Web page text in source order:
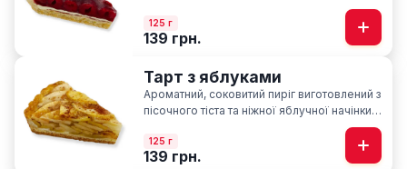
125 г
139 грн.
Тарт з яблуками
Ароматний, соковитий пиріг виготовлений з
пісочного тіста та ніжної яблучної начінки із
125 г
139 грн.